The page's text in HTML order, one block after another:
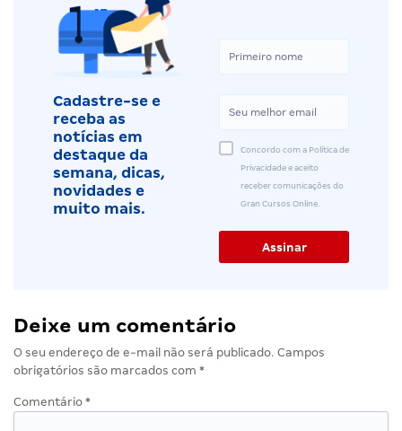
Cadastre-se e
receba as
notícias em
destaque da
semana, dicas,
novidades e
muito mais.
Concordo com a Política de
Privacidade e aceito
receber comunicações do
Gran Cursos Online.
Deixe um comentário
O seu endereço de e-mail não será publicado. Campos
obrigatórios são marcados com *
Comentário *